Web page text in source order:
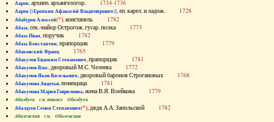
Аарон, архиеп. архангелогор. 1734-1736
Аарон [(Еропкин Афанасий Владимирович)], еп. карел. и ладож. 1728
Абабуров Алексей(*), констапель 1782
Абаза, сек.-майор Острогож. гусар. полка 1773
Абаза Иван, поручик 1782
Абаза Константин, прапорщик 1779
Абаковский Франц 1765
Абакулов Евдоким Степанович, прапорщик 1781
Абакумов Влас, дворовый М.С. Челеева 1772
Абакумов Яков Васильевич, дворовый баронов Строгановых 1768
Абакумова Авдотья, помещица 1781
Абакумова Мария Гавриловна, жена В.Я. Воейкова 1779
Абалдуев см. также Оболдуев
Абалдуев Семен Степанович(*), дядя А.А. Запольской 1782
Абаленская см. Оболенская